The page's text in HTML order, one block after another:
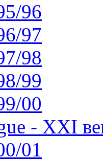
96
97
98
99
00
- XXI
01